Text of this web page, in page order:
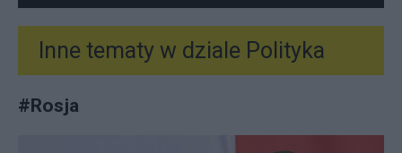
Inne tematy w dziale Polityka
#Rosja